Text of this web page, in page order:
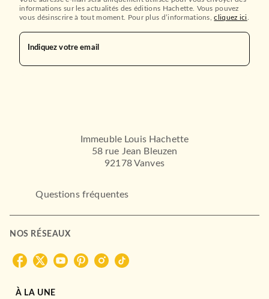
informations sur les actualités des éditions Hachette. Vous pouvez
vous désinscrire à tout moment. Pour plus d’informations,cliquez ici
Indiquez votre email
Immeuble Louis Hachette
58 rue Jean Bleuzen
92178 Vanves
Questions fréquentes
NOS RÉSEAUX
À LA UNE